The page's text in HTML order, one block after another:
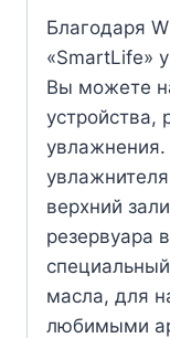
Благодаря
«SmartLife»
Вы можете
устройства,
увлажнения.
верхний
резервуара
масла, для
любимыми